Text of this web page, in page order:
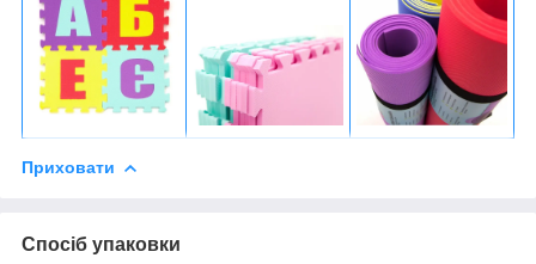
Приховати
Спосіб упаковки